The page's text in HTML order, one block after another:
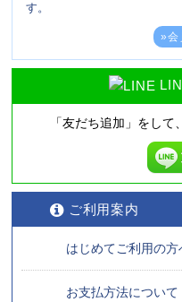
す。
»会
「友だち追加」をして、
ご利用案内
はじめてご利用の方
お支払方法について